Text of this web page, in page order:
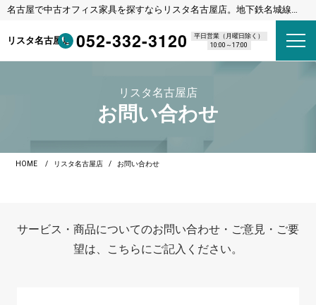
名古屋で中古オフィス家具を探すならリスタ名古屋店。地下鉄名城線
リスタ名古屋店 052-332-3120
平日営業（月曜日除く）
10:00～17:00
リスタ名古屋店
お問い合わせ
HOME リスタ名古屋店 お問い合わせ
サービス・商品についてのお問い合わせ・ご意見・ご要
望は、こちらにご記入ください。